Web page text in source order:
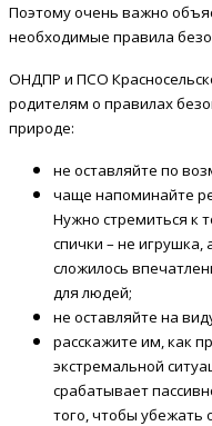
Поэтому очень важно
необходимые правила
ОНДПР и ПСО
родителям о правилах
природе:
не оставляйте по
чаще напоминайте
Нужно стремиться к
спички – не игрушка,
сложилось
для людей;
не оставляйте на
расскажите им, как
экстремальной
срабатывает
того, чтобы убежать